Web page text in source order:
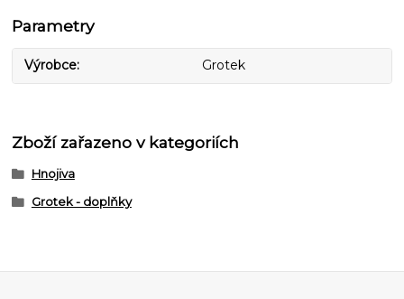
Parametry
Výrobce Grotek
Zboží zařazeno v kategoriích
Hnojiva
Grotek - doplňky